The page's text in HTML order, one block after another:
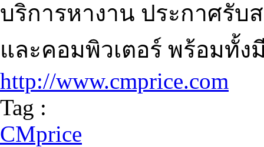
บริการหางาน ประกาศรั
และคอมพิวเตอร์ พร้อมทั้ง
http://www.cmprice.com
Tag :
CMprice